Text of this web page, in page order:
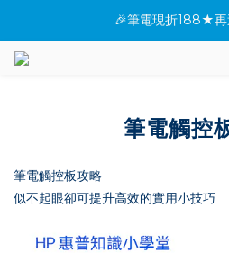
★全館指定桌機
🎉筆電現折188★再
筆電觸控
筆電觸控板攻略
似不起眼卻可提升高效的實用小技巧